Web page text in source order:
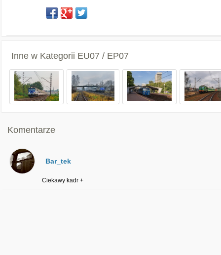
Inne w Kategorii EU07 / EP07
Komentarze
Bar_tek
Ciekawy kadr +